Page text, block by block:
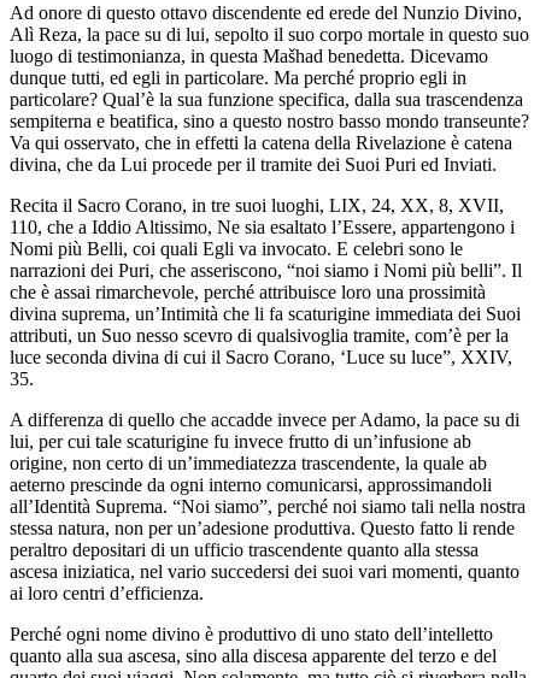
Ad onore di questo ottavo discendente ed erede del Nunzio Divino,
Alì Reza, la pace su di lui, sepolto il suo corpo mortale in questo suo
luogo di testimonianza, in questa Mašhad benedetta. Dicevamo
dunque tutti, ed egli in particolare. Ma perché proprio egli in
particolare? Qual’è la sua funzione specifica, dalla sua trascendenza
sempiterna e beatifica, sino a questo nostro basso mondo transeunte?
Va qui osservato, che in effetti la catena della Rivelazione è catena
divina, che da Lui procede per il tramite dei Suoi Puri ed Inviati.
Recita il Sacro Corano, in tre suoi luoghi, LIX, 24, XX, 8, XVII,
110, che a Iddio Altissimo, Ne sia esaltato l’Essere, appartengono i
Nomi più Belli, coi quali Egli va invocato. E celebri sono le
narrazioni dei Puri, che asseriscono, “noi siamo i Nomi più belli”. Il
che è assai rimarchevole, perché attribuisce loro una prossimità
divina suprema, un’Intimità che li fa scaturigine immediata dei Suoi
attributi, un Suo nesso scevro di qualsivoglia tramite, com’è per la
luce seconda divina di cui il Sacro Corano, ‘Luce su luce”, XXIV,
35.
A differenza di quello che accadde invece per Adamo, la pace su di
lui, per cui tale scaturigine fu invece frutto di un’infusione ab
origine, non certo di un’immediatezza trascendente, la quale ab
aeterno prescinde da ogni interno comunicarsi, approssimandoli
all’Identità Suprema. “Noi siamo”, perché noi siamo tali nella nostra
stessa natura, non per un’adesione produttiva. Questo fatto li rende
peraltro depositari di un ufficio trascendente quanto alla stessa
ascesa iniziatica, nel vario succedersi dei suoi vari momenti, quanto
ai loro centri d’efficienza.
Perché ogni nome divino è produttivo di uno stato dell’intelletto
quanto alla sua ascesa, sino alla discesa apparente del terzo e del